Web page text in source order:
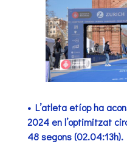
• L’atleta etíop ha
2024 en l’optimitzat
48 segons (02.04:13h).